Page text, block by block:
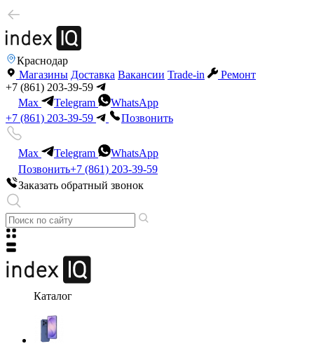
Краснодар
Магазины Доставка Вакансии Trade-in
Ремонт
+7 (861) 203-39-59
Max
Telegram
WhatsApp
+7 (861) 203-39-59
Позвонить
Max Telegram
WhatsApp
Позвонить+7 (861) 203-39-59
Заказать обратный звонок
Каталог